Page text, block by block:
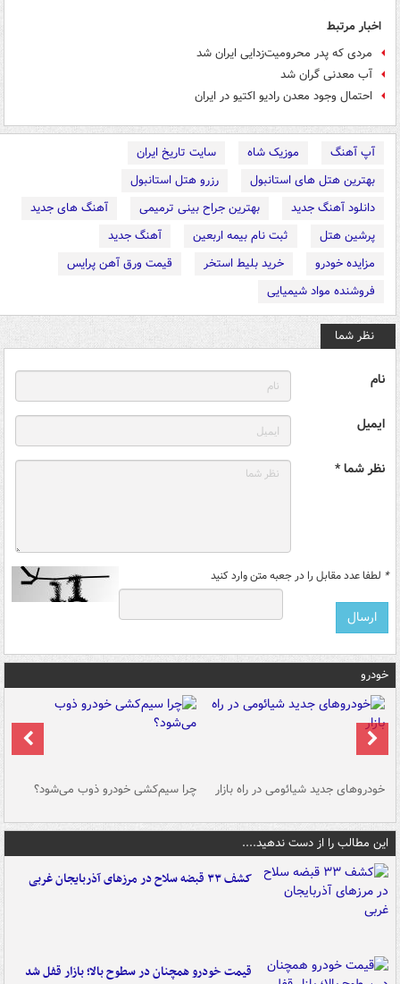
اخبار مرتبط
مردی که پدر محرومیت‌زدایی ایران شد
آب معدنی گران شد
احتمال وجود معدن رادیو اکتیو در ایران
آپ آهنگ موزیک شاه
سایت تاریخ ایران
بهترین هتل های استانبول
رزرو هتل استانبول
دانلود آهنگ جدید
بهترین جراح بینی ترمیمی
آهنگ های جدید
پرشین هتل
ثبت نام بیمه اربعین
آهنگ جدید
مزایده خودرو
خرید بلیط استخر
قیمت ورق آهن پرایس
فروشنده مواد شیمیایی
نظر شما
نام
ایمیل
نظر شما *
* لطفا عدد مقابل را در جعبه متن وارد کنید
خودرو
خودروهای جدید شیائومی در راه بازار چرا سیم‌کشی خودرو ذوب می‌شود؟
این مطالب را از دست ندهید....
کشف ۳۳ قبضه سلاح در مرزهای آذربایجان غربی
قیمت خودرو همچنان در سطوح بالا؛ بازار قفل شد